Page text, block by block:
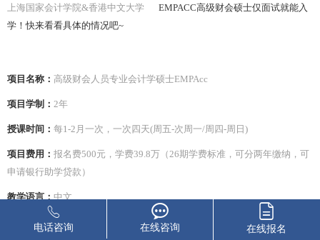
上海国家会计学院&香港中文大学
EMPACC高级财会硕士仅面试就能入
学！快来看看具体的情况吧~
项目名称： 高级财会人员专业会计学硕士EMPAcc
项目学制： 2年
授课时间： 每1-2月一次，一次四天(周五-次周一/周四-周日)
项目费用： 报名费500元，学费39.8万（26期学费标准，可分两年缴纳，可
申请银行助学贷款）
教学语言： 中文
入学条件：
电话咨询 在线咨询 在线报名